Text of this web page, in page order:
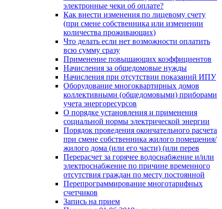
электронные чеки об оплате?
Как внести изменения по лицевому счету
(при смене собственника или изменении
количества проживающих)
Что делать если нет возможности оплатить
всю сумму сразу
Применение повышающих коэффициентов
Начисления за общедомовые нужды
Начисления при отсутствии показаний ИПУ
Оборудование многоквартирных домов
коллективными (общедомовыми) приборами
учета энергоресурсов
О порядке установления и применения
социальной нормы электрической энергии
Порядок проведения окончательного расчета
при смене собственника жилого помещения/
жилого дома (или его части) (или перев
Перерасчет за горячее водоснабжение и/или
электроснабжение по причине временного
отсутствия граждан по месту постоянной
Перепрограммирование многотарифных
счетчиков
Запись на прием